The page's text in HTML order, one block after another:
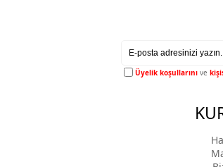
Üyelik koşullarını ve